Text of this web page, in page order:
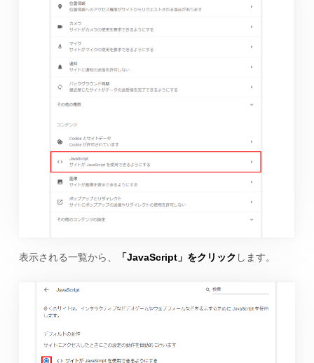
表示される一覧から、 「JavaScript」をクリック します。